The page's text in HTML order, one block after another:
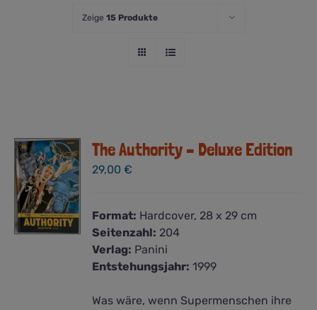
Zeige 15 Produkte
The Authority – Deluxe Edition
29,00€
Format: Hardcover, 28 x 29 cm
Seitenzahl: 204
Verlag: Panini
Entstehungsjahr: 1999
Was wäre, wenn Supermenschen ihre